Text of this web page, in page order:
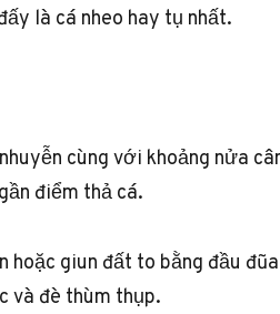
là cá nheo hay tụ nhất.
cùng với khoảng nửa
điểm thả cá.
hoặc giun đất to bằng đầu
và đè thùm thụp.